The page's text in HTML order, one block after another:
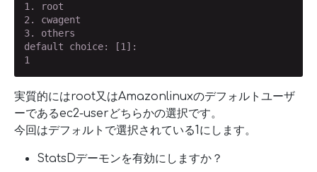
1. root
2. cwagent
3. others
default choice: [1]:
1
実質的にはroot又はAmazonlinuxのデフォルトユーザ
ーであるec2-userどちらかの選択です。
今回はデフォルトで選択されている1にします。
StatsDデーモンを有効にしますか？